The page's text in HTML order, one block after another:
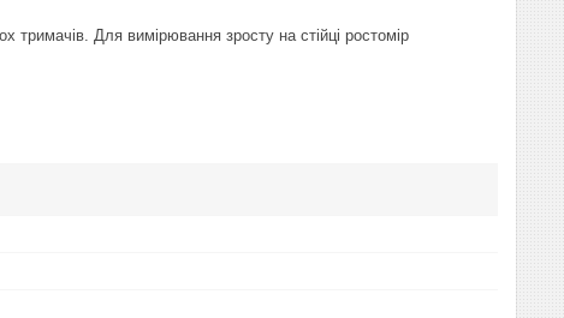
тримачів. Для вимірювання зросту на стійці ростомір